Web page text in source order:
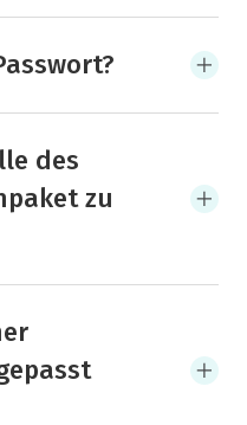
des
zu